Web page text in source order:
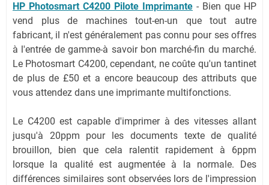
HP Photosmart C4200 Pilote Imprimante - Bien que HP
vend plus de machines tout-en-un que tout autre
fabricant, il n'est généralement pas connu pour ses offres
à l'entrée de gamme-à savoir bon marché-fin du marché.
Le Photosmart C4200, cependant, ne coûte qu'un tantinet
de plus de £50 et a encore beaucoup des attributs que
vous attendez dans une imprimante multifonctions.
Le C4200 est capable d'imprimer à des vitesses allant
jusqu'à 20ppm pour les documents texte de qualité
brouillon, bien que cela ralentit rapidement à 6ppm
lorsque la qualité est augmentée à la normale. Des
différences similaires sont observées lors de l'impression